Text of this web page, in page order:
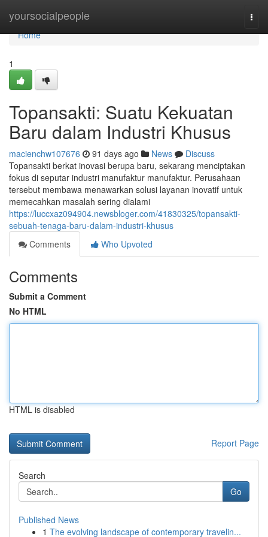
yoursocialpeople
Home
Home
1
Topansakti: Suatu Kekuatan
Baru dalam Industri Khusus
macienchw107676 91 days ago News
Discuss
Topansakti berkat inovasi berupa baru, sekarang menciptakan
fokus di seputar industri manufaktur manufaktur. Perusahaan
tersebut membawa menawarkan solusi layanan inovatif untuk
memecahkan masalah sering dialami
https://luccxaz094904.newsbloger.com/41830325/topansakti-
sebuah-tenaga-baru-dalam-industri-khusus
Comments
Who Upvoted
Comments
Submit a Comment
No HTML
HTML is disabled
Report Page
Search
Go
Published News
1 The evolving landscape of contemporary travelin...